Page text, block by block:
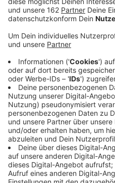
nachdem sie jemanden
sucht in beiden Fällen
Veröffentlicht:Freitag,
Anzeige
Die Polizei in Moers sucht
flüchtige Täter. Am
Kinderwagen einen 81-
an der Homberger Straße
vorne auf den Boden fiel.
weitergegangen, ohne zu
ein Autofahrer an der